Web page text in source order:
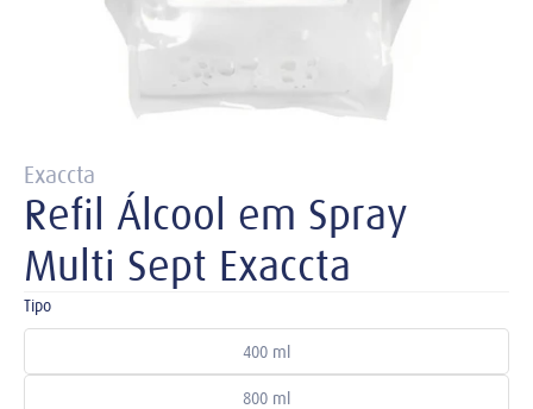
Exaccta
Refil Álcool em Spray
Multi Sept Exaccta
Tipo
400 ml
800 ml